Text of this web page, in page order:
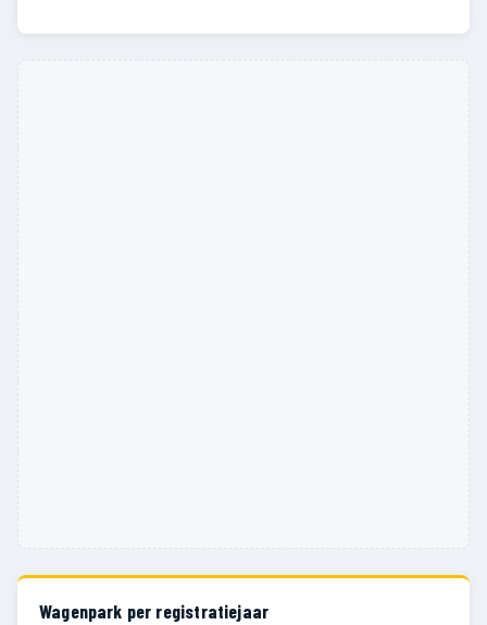
Wagenpark per registratiejaar